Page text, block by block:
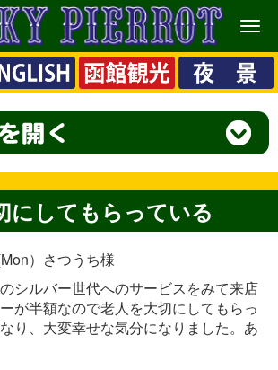
メ
ニ
ュ
ー
にしてもらっている
）さつうち様
シルバー世代へのサービスをみて来店
が半額なので老人を大切にしてもらっ
り、大変幸せな気分になりました。あ